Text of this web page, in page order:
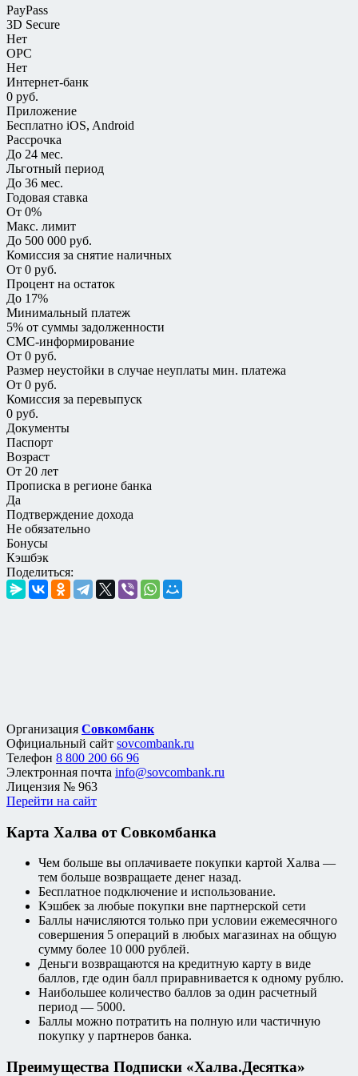
PayPass
3D Secure
Нет
OPC
Нет
Интернет-банк
0 руб.
Приложение
Бесплатно iOS, Android
Рассрочка
До 24 мес.
Льготный период
До 36 мес.
Годовая ставка
От 0%
Макс. лимит
До 500 000 руб.
Комиссия за снятие наличных
От 0 руб.
Процент на остаток
До 17%
Минимальный платеж
5% от суммы задолженности
СМС-информирование
От 0 руб.
Размер неустойки в случае неуплаты мин. платежа
От 0 руб.
Комиссия за перевыпуск
0 руб.
Документы
Паспорт
Возраст
От 20 лет
Прописка в регионе банка
Да
Подтверждение дохода
Не обязательно
Бонусы
Кэшбэк
Поделиться:
Организация Совкомбанк
Официальный сайт sovcombank.ru
Телефон 8 800 200 66 96
Электронная почта info@sovcombank.ru
Лицензия № 963
Перейти на сайт
Карта Халва от Совкомбанка
Чем больше вы оплачиваете покупки картой Халва —
тем больше возвращаете денег назад.
Бесплатное подключение и использование.
Кэшбек за любые покупки вне партнерской сети
Баллы начисляются только при условии ежемесячного
совершения 5 операций в любых магазинах на общую
сумму более 10 000 рублей.
Деньги возвращаются на кредитную карту в виде
баллов, где один балл приравнивается к одному рублю.
Наибольшее количество баллов за один расчетный
период — 5000.
Баллы можно потратить на полную или частичную
покупку у партнеров банка.
Преимущества Подписки «Халва.Десятка»